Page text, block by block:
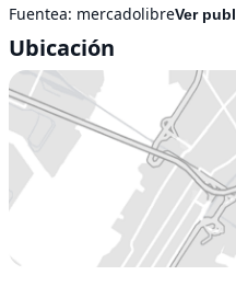
Fuentea: mercadolibreVer
Ubicación